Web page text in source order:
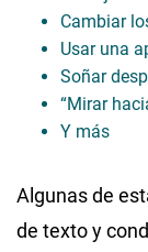
Cambiar
Usar una
Soñar
“Mirar
Y más
Algunas de
de texto y